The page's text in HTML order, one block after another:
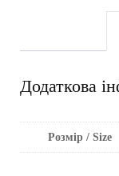
Додаткова
Розмір / Size